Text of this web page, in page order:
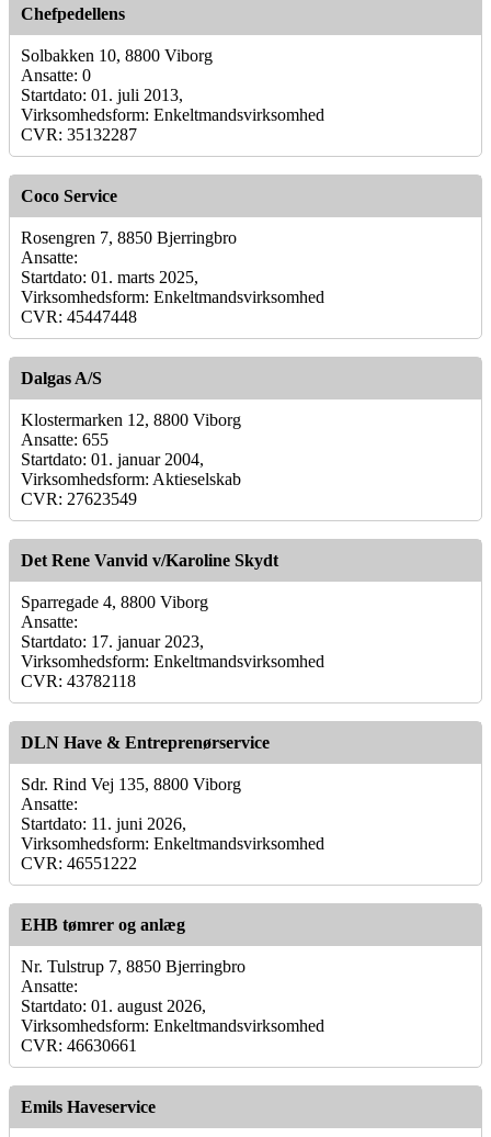
Chefpedellens
Solbakken 10, 8800 Viborg
Ansatte: 0
Startdato: 01. juli 2013,
Virksomhedsform: Enkeltmandsvirksomhed
CVR: 35132287
Coco Service
Rosengren 7, 8850 Bjerringbro
Ansatte:
Startdato: 01. marts 2025,
Virksomhedsform: Enkeltmandsvirksomhed
CVR: 45447448
Dalgas A/S
Klostermarken 12, 8800 Viborg
Ansatte: 655
Startdato: 01. januar 2004,
Virksomhedsform: Aktieselskab
CVR: 27623549
Det Rene Vanvid v/Karoline Skydt
Sparregade 4, 8800 Viborg
Ansatte:
Startdato: 17. januar 2023,
Virksomhedsform: Enkeltmandsvirksomhed
CVR: 43782118
DLN Have & Entreprenørservice
Sdr. Rind Vej 135, 8800 Viborg
Ansatte:
Startdato: 11. juni 2026,
Virksomhedsform: Enkeltmandsvirksomhed
CVR: 46551222
EHB tømrer og anlæg
Nr. Tulstrup 7, 8850 Bjerringbro
Ansatte:
Startdato: 01. august 2026,
Virksomhedsform: Enkeltmandsvirksomhed
CVR: 46630661
Emils Haveservice